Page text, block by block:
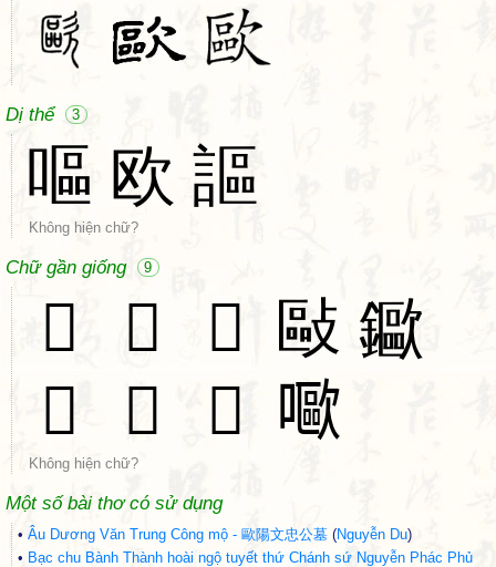
Dị thể 3
嘔 欧 謳
Không hiện chữ?
Chữ gần giống 9
𩔸 𣂻 𢿛 敺 䥲
𧞨
𥗄 𤮥 𡂿
Không hiện chữ?
Một số bài thơ có sử dụng
• Âu Dương Văn Trung Công mộ - 歐陽文忠公墓 (Nguyễn Du)
• Bạc chu Bành Thành hoài ngộ tuyết thứ Chánh sứ Nguyễn Phác Phủ